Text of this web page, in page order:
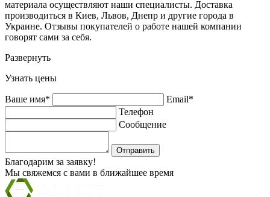
материала осуществляют наши специалисты. Доставка
производиться в Киев, Львов, Днепр и другие города в
Украине. Отзывы покупателей о работе нашей компании
говорят сами за себя.
Развернуть
Узнать цены
Ваше имя*
Email*
Телефон
Сообщение
Отправить
Благодарим за заявку!
Мы свяжемся с вами в ближайшее время